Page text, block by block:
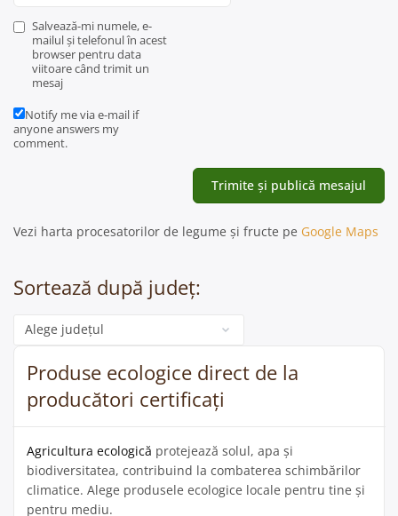
Salvează-mi numele, e-
mailul și telefonul în acest
browser pentru data
viitoare când trimit un
mesaj
Notify me via e-mail if
anyone answers my
comment.
Vezi harta procesatorilor de legume și fructe pe Google Maps
Sortează după județ:
Categorie
Produse ecologice direct de la
producători certificați
Agricultura ecologică protejează solul, apa și
biodiversitatea, contribuind la combaterea schimbărilor
climatice. Alege produsele ecologice locale pentru tine și
pentru mediu.